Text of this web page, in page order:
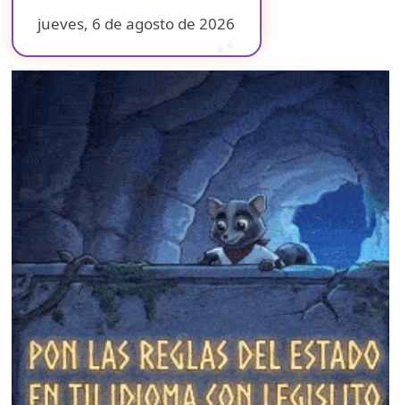
jueves, 6 de agosto de 2026
❄
❄
❄
❄
❄
❄
❄